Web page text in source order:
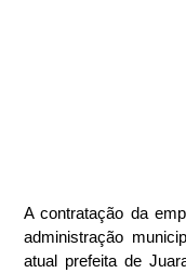
A contratação da
administração
atual prefeita de